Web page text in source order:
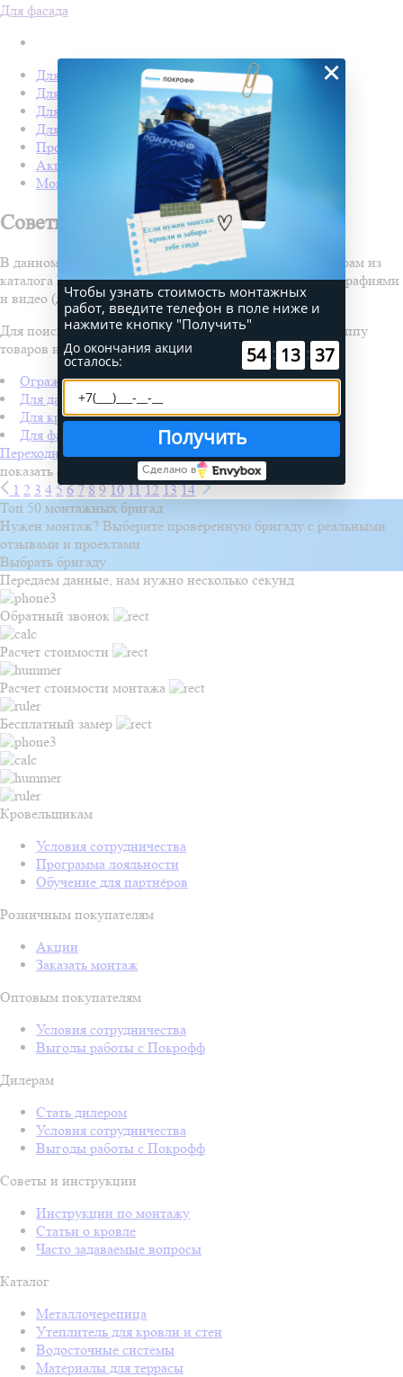
Для фасада
Для кровли
Для забора
Для фасада
Для дачи
Производство Покрофф
Акции
Монтаж
Советы и инструкции
В данном разделе содержатся инструкции по всем товарам из
каталога Покрофф. Инструкции сопровождаются фотографиями
и видео (для некоторых товаров).
Для поиска инструкции выберите нужный раздел и группу
товаров ниже.
Ограждения
Для дачи и сада
Для кровли
Для фасада
Переходные мостики
показать ещё
1 2 3 4 5 6 7 8 9 10 11 12 13 14
Топ 50 монтажных бригад
Нужен монтаж? Выберите проверенную бригаду с реальными
отзывами и проектами
Выбрать бригаду
Передаем данные, нам нужно несколько секунд
Обратный звонок
Расчет стоимости
Расчет стоимости монтажа
Бесплатный замер
Кровельщикам
Условия сотрудничества
Программа лояльности
Обучение для партнёров
Розничным покупателям
Акции
Заказать монтаж
Оптовым покупателям
Условия сотрудничества
Выгоды работы с Покрофф
Дилерам
Стать дилером
Условия сотрудничества
Выгоды работы с Покрофф
Советы и инструкции
Инструкции по монтажу
Статьи о кровле
Часто задаваемые вопросы
Каталог
Металлочерепица
Утеплитель для кровли и стен
Водосточные системы
Материалы для террасы
×
Чтобы узнать стоимость монтажных
работ, введите телефон в поле ниже и
нажмите кнопку "Получить"
До окончания акции
осталось: 54 : 13 : 37
Получить
Сделано в